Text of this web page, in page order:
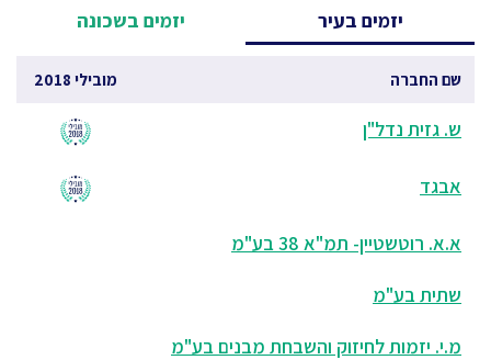
יזמים בעיר
יזמים בשכונה
שם החברה מובילי 2018
ש. גזית נדל"ן
אבגד
א.א. רוטשטיין- תמ"א 38 בע"מ
שתית בע"מ
מ.י. יזמות לחיזוק והשבחת מבנים בע"מ